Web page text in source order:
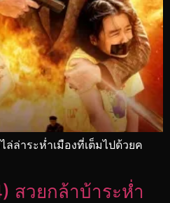
ล่าระห่ำเมืองที่เต็มไปด้วยค
สวยกล้าบ้าระห่ำ